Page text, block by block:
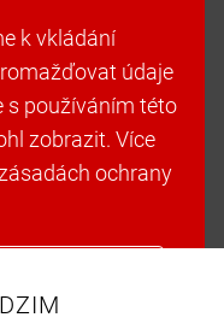
k vkládání
údaje
s používáním této
zobrazit. Více
ochrany